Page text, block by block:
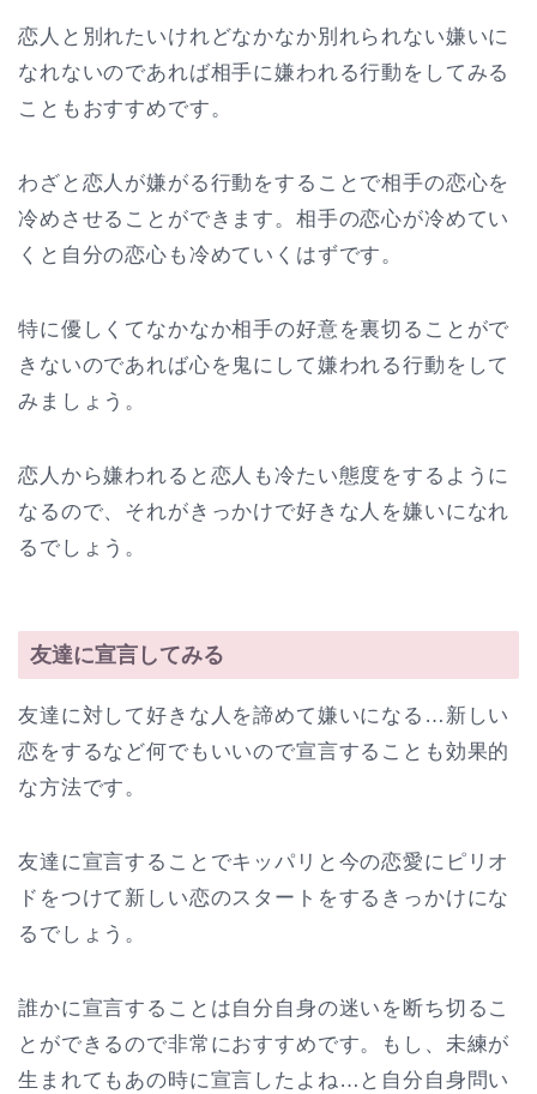
恋人と別れたいけれどなかなか別れられない嫌いに
なれないのであれば相手に嫌われる行動をしてみる
こともおすすめです。
わざと恋人が嫌がる行動をすることで相手の恋心を
冷めさせることができます。相手の恋心が冷めてい
くと自分の恋心も冷めていくはずです。
特に優しくてなかなか相手の好意を裏切ることがで
きないのであれば心を鬼にして嫌われる行動をして
みましょう。
恋人から嫌われると恋人も冷たい態度をするように
なるので、それがきっかけで好きな人を嫌いになれ
るでしょう。
友達に宣言してみる
友達に対して好きな人を諦めて嫌いになる…新しい
恋をするなど何でもいいので宣言することも効果的
な方法です。
友達に宣言することでキッパリと今の恋愛にピリオ
ドをつけて新しい恋のスタートをするきっかけにな
るでしょう。
誰かに宣言することは自分自身の迷いを断ち切るこ
とができるので非常におすすめです。もし、未練が
生まれてもあの時に宣言したよね…と自分自身問い